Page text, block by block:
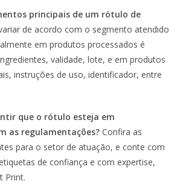
principais de um rótulo de
de acordo com o segmento atendido
em produtos processados é
validade, lote, e em produtos
instruções de uso, identificador, entre
que o rótulo esteja em
as regulamentações?Confira as
para o setor de atuação, e conte com
de confiança e com expertise,
Print.